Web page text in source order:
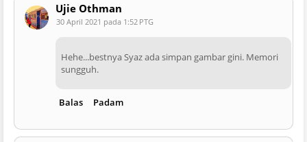
Ujie Othman
30 April 2021 pada 1:52 PTG
Hehe...bestnya Syaz ada simpan gambar gini. Memori
sungguh.
Balas Padam